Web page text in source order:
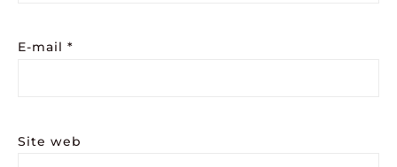
E-mail *
Site web